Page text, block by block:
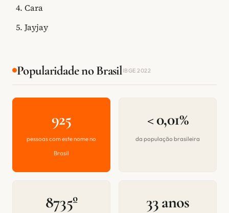
Cara
Jayjay
Popularidade no BrasilIBGE 2022
925
pessoas com este nome no
Brasil
< 0,01%
da população brasileira
8735º 33 anos